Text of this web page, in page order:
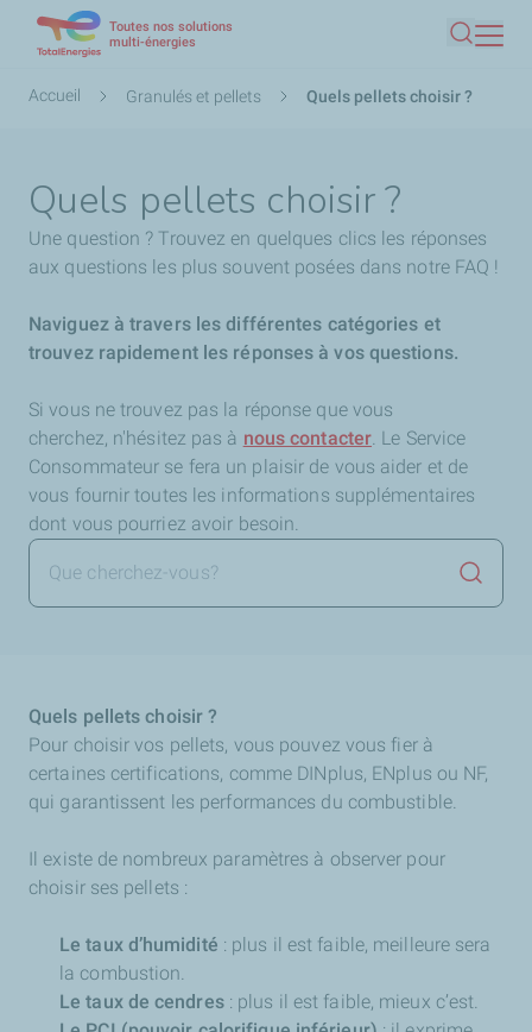
contenu
Toutes nos solutions
multi-énergies
Fil
Accueil Granulés et pellets Quels pellets choisir ?
Quels pellets choisir ?
Une question ? Trouvez en quelques clics les réponses
aux questions les plus souvent posées dans notre FAQ !
Naviguez à travers les différentes catégories et
trouvez rapidement les réponses à vos questions.
Si vous ne trouvez pas la réponse que vous
cherchez, n'hésitez pas à nous contacter. Le Service
Consommateur se fera un plaisir de vous aider et de
vous fournir toutes les informations supplémentaires
dont vous pourriez avoir besoin.
Quels pellets choisir ?
Pour choisir vos pellets, vous pouvez vous fier à
certaines certifications, comme DINplus, ENplus ou NF,
qui garantissent les performances du combustible.
Il existe de nombreux paramètres à observer pour
choisir ses pellets :
Le taux d’humidité : plus il est faible, meilleure sera
la combustion.
Le taux de cendres: plus il est faible, mieux c’est.